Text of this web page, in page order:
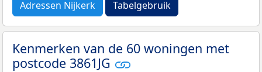
Adressen Nijkerk Tabelgebruik
Kenmerken van de 60 woningen met
postcode 3861JG